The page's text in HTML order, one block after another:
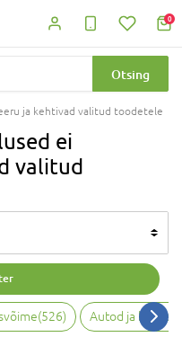
0
Otsing
ja kehtivad valitud toodetele
ei
valitud
(526) Autod ja